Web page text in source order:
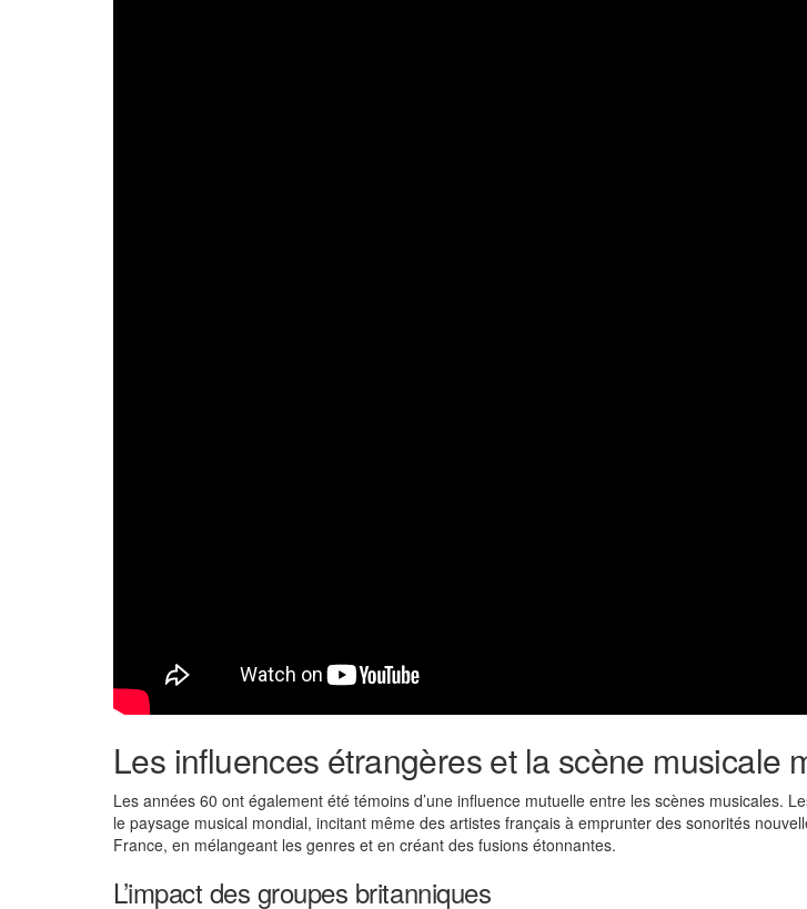
Les influences étrangères et la scène musicale
Les années 60 ont également été témoins d’une influence mutuelle entre les scènes musicales.
le paysage musical mondial, incitant même des artistes français à emprunter des sonorités
France, en mélangeant les genres et en créant des fusions étonnantes.
L’impact des groupes britanniques